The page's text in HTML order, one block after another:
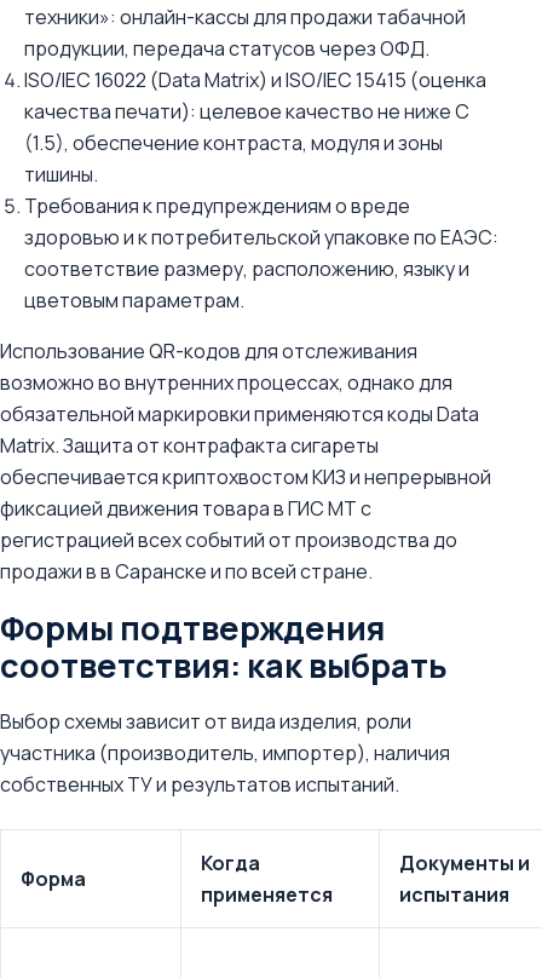
техники»: онлайн-кассы для продажи табачной
продукции, передача статусов через ОФД.
ISO/IEC 16022 (Data Matrix) и ISO/IEC 15415 (оценка
качества печати): целевое качество не ниже C
(1.5), обеспечение контраста, модуля и зоны
тишины.
Требования к предупреждениям о вреде
здоровью и к потребительской упаковке по ЕАЭС:
соответствие размеру, расположению, языку и
цветовым параметрам.
Использование QR-кодов для отслеживания
возможно во внутренних процессах, однако для
обязательной маркировки применяются коды Data
Matrix. Защита от контрафакта сигареты
обеспечивается криптохвостом КИЗ и непрерывной
фиксацией движения товара в ГИС МТ c
регистрацией всех событий от производства до
продажи в в Саранске и по всей стране.
Формы подтверждения
соответствия: как выбрать
Выбор схемы зависит от вида изделия, роли
участника (производитель, импортер), наличия
собственных ТУ и результатов испытаний.
Форма
Когда
применяется
Документы и
испытания